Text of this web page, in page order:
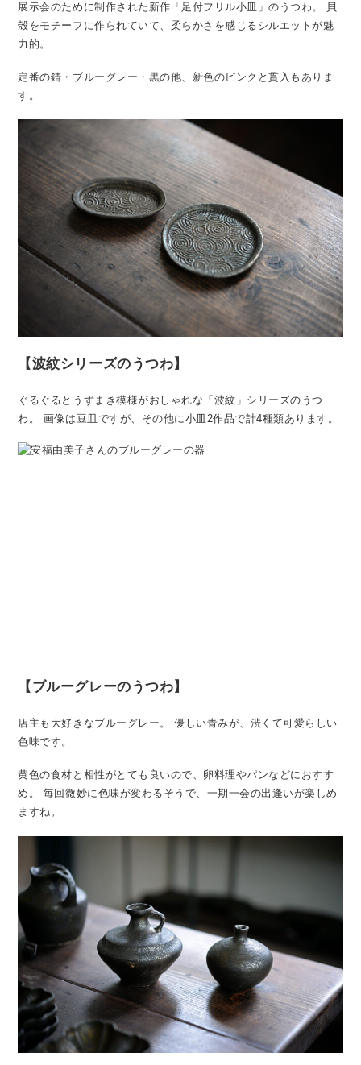
展示会のために制作された新作「足付フリル小皿」のうつわ。
貝
殻をモチーフに作られていて、柔らかさを感じるシルエットが魅
力的。
定番の錆・ブルーグレー・黒の他、新色のピンクと貫入もありま
す。
【波紋シリーズのうつわ】
ぐるぐるとうずまき模様がおしゃれな「波紋」シリーズのうつ
わ。
画像は豆皿ですが、その他に小皿2作品で計4種類あります。
【ブルーグレーのうつわ】
店主も大好きなブルーグレー。
優しい青みが、渋くて可愛らしい
色味です。
黄色の食材と相性がとても良いので、卵料理やパンなどにおすす
め。
毎回微妙に色味が変わるそうで、一期一会の出逢いが楽しめ
ますね。